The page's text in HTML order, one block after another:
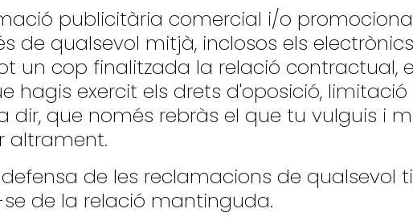
publicitària comercial i/o
de qualsevol mitjà, inclosos els
un cop finalitzada la relació contractual,
hagis exercit els drets d'oposició, limitació
dir, que només rebràs el que tu vulguis i
altrament.
defensa de les reclamacions de qualsevol
de la relació mantinguda.